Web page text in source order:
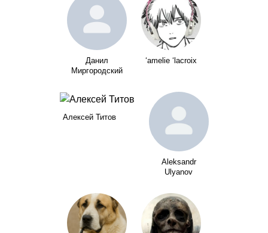
Данил
Миргородский
‘amelie ‘lacroix
Алексей Титов
Aleksandr
Ulyanov